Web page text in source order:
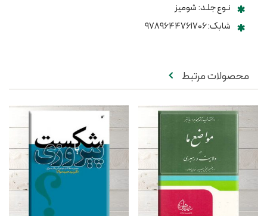
نـوع جلـد: شومیز
شابک: ۹۷۸۹۶۴۴۷۶۱۷۰۶
محصولات مرتبط